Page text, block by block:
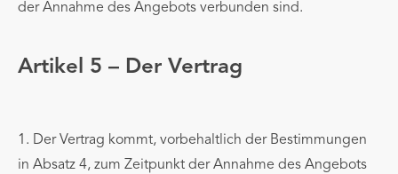
der Annahme des Angebots verbunden sind.
Artikel 5 – Der Vertrag
1. Der Vertrag kommt, vorbehaltlich der Bestimmungen
in Absatz 4, zum Zeitpunkt der Annahme des Angebots